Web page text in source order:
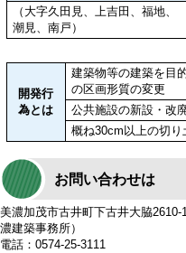
（大字久田見、上吉田、福地、
潮見、南戸）
開発行
為とは
建築物等の建築を目
の区画形質の変更
公共施設の新設・改
概ね30cm以上の切り
お問い合わせは
美濃加茂市古井町下古井大脇2610-
濃建築事務所）
電話：0574-25-3111